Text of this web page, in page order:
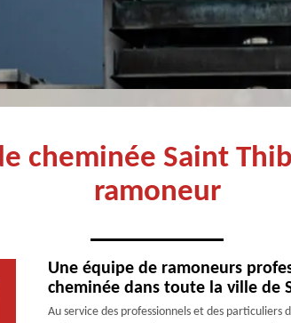
cheminée Saint
ramoneur
Une équipe de ramoneurs
cheminée dans toute la ville de
Au service des professionnels et des